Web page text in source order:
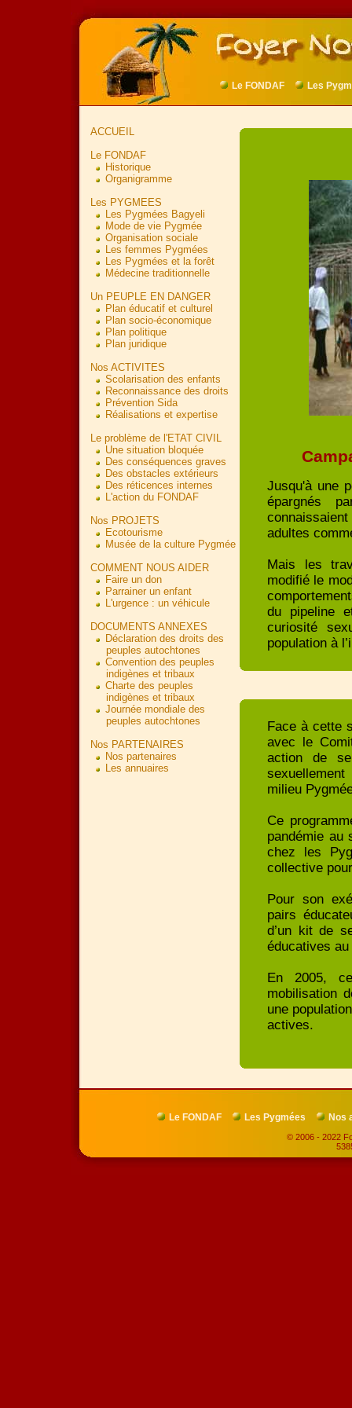
Le FONDAF Les
ACCUEIL
Le FONDAF
Historique
Organigramme
Les PYGMEES
Les Pygmées Bagyeli
Mode de vie Pygmée
Organisation sociale
Les femmes Pygmées
Les Pygmées et la forêt
Médecine traditionnelle
Un PEUPLE EN DANGER
Plan éducatif et culturel
Plan socio-économique
Plan politique
Plan juridique
Nos ACTIVITES
Scolarisation des enfants
Reconnaissance des droits
Prévention Sida
Réalisations et expertise
Le problème de l'ETAT CIVIL
Une situation bloquée
Des conséquences graves
Des obstacles extérieurs
Des réticences internes
L'action du FONDAF
Nos PROJETS
Ecotourisme
Musée de la culture Pygmée
COMMENT NOUS AIDER
Faire un don
Parrainer un enfant
L'urgence : un véhicule
DOCUMENTS ANNEXES
Déclaration des droits des
peuples autochtones
Convention des peuples
indigènes et tribaux
Charte des peuples
indigènes et tribaux
Journée mondiale des
peuples autochtones
Nos PARTENAIRES
Nos partenaires
Les annuaires
Jusqu'à une
épargnés
adultes
Mais les
modifié le
du pipeline
curiosité
population à
Face à cette
avec le
action de
milieu
Ce
pandémie au
chez les
collective
Pour son
pairs
d’un kit de
éducatives
En 2005,
mobilisation
une
actives.
Le FONDAF Les Pygmées Nos
© 2006 - 2022